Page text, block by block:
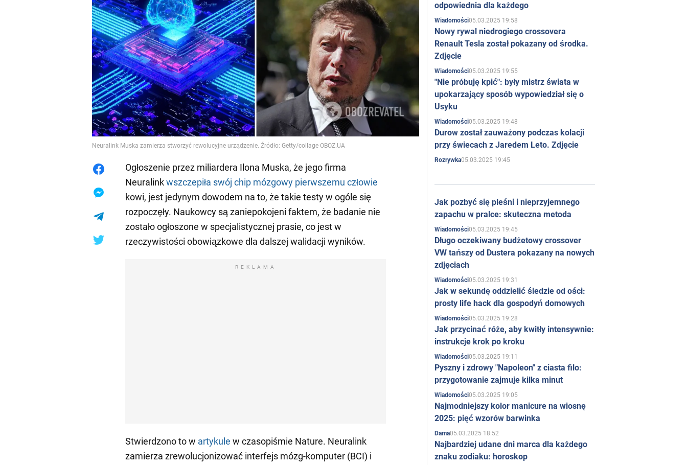
Neuralink Muska zamierza stworzyć rewolucyjne urządzenie. Źródło: Getty/collage OBOZ.UA
Ogłoszenie przez miliardera Ilona Muska, że jego firma
Neuralinkwszczepiła swój chip mózgowy pierwszemu człowie
kowi, jest jedynym dowodem na to, że takie testy w ogóle się
rozpoczęły. Naukowcy są zaniepokojeni faktem, że badanie nie
zostało ogłoszone w specjalistycznej prasie, co jest w
rzeczywistości obowiązkowe dla dalszej walidacji wyników.
REKLAMA
Stwierdzono to w artykule w czasopiśmie Nature. Neuralink
zamierza zrewolucjonizować interfejs mózg-komputer (BCI) i
odpowiednia dla każdego
Wiadomości05.03.2025 19:58
Nowy rywal niedrogiego crossovera
Renault Tesla został pokazany od środka.
Zdjęcie
Wiadomości05.03.2025 19:55
"Nie próbuję kpić": były mistrz świata w
upokarzający sposób wypowiedział się o
Usyku
Wiadomości05.03.2025 19:48
Durow został zauważony podczas kolacji
przy świecach z Jaredem Leto. Zdjęcie
Rozrywka05.03.2025 19:45
Jak pozbyć się pleśni i nieprzyjemnego
zapachu w pralce: skuteczna metoda
Wiadomości05.03.2025 19:45
Długo oczekiwany budżetowy crossover
VW tańszy od Dustera pokazany na nowych
zdjęciach
Wiadomości05.03.2025 19:31
Jak w sekundę oddzielić śledzie od ości:
prosty life hack dla gospodyń domowych
Wiadomości05.03.2025 19:28
Jak przycinać róże, aby kwitły intensywnie:
instrukcje krok po kroku
Wiadomości05.03.2025 19:11
Pyszny i zdrowy "Napoleon" z ciasta filo:
przygotowanie zajmuje kilka minut
Wiadomości05.03.2025 19:05
Najmodniejszy kolor manicure na wiosnę
2025: pięć wzorów barwinka
Dama05.03.2025 18:52
Najbardziej udane dni marca dla każdego
znaku zodiaku: horoskop